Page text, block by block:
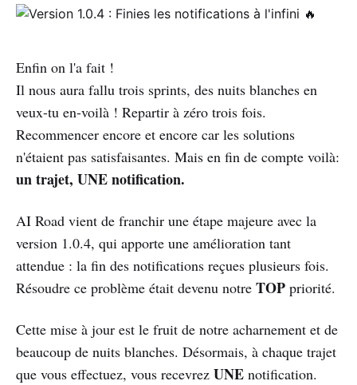
Enfin on l'a fait !
Il nous aura fallu trois sprints, des nuits blanches en
veux-tu en-voilà ! Repartir à zéro trois fois.
Recommencer encore et encore car les solutions
n'étaient pas satisfaisantes. Mais en fin de compte voilà:
un trajet, UNE notification.
AI Road vient de franchir une étape majeure avec la
version 1.0.4, qui apporte une amélioration tant
attendue : la fin des notifications reçues plusieurs fois.
Résoudre ce problème était devenu notre TOP priorité.
Cette mise à jour est le fruit de notre acharnement et de
beaucoup de nuits blanches. Désormais, à chaque trajet
que vous effectuez, vous recevrez UNE notification.